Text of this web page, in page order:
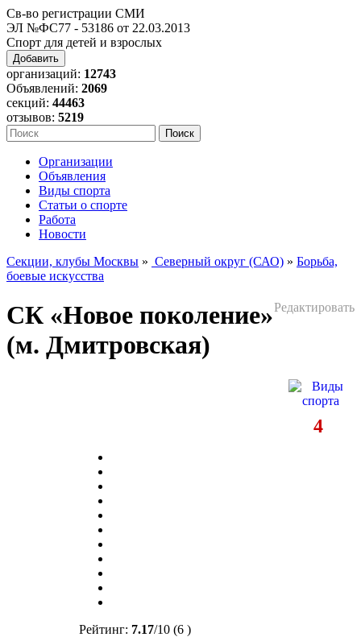
Св-во регистрации СМИ
ЭЛ №ФС77 - 53186 от 22.03.2013
Спорт для детей и взрослых
Добавить
организаций: 12743
Объявлений: 2069
секций: 44463
отзывов: 5219
Организации
Объявления
Виды спорта
Статьи о спорте
Работа
Новости
Секции, клубы Москвы » Северный округ (САО) » Борьба,
боевые искусства
Редактировать
СК «Новое поколение»
(м. Дмитровская)
4
Рейтинг: 7.17/10 (6 )